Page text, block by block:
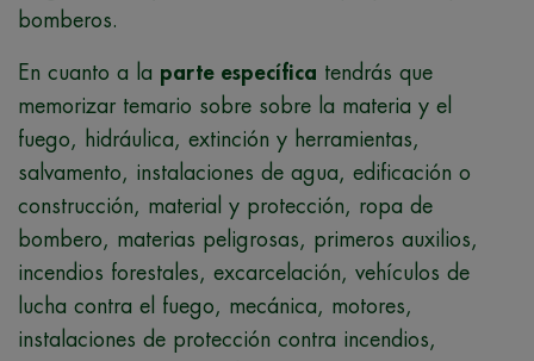
bomberos.
En cuanto a la parte específica tendrás que
memorizar temario sobre sobre la materia y el
fuego, hidráulica, extinción y herramientas,
salvamento, instalaciones de agua, edificación o
construcción, material y protección, ropa de
bombero, materias peligrosas, primeros auxilios,
incendios forestales, excarcelación, vehículos de
lucha contra el fuego, mecánica, motores,
instalaciones de protección contra incendios,